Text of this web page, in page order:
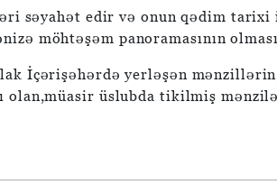
səyahət edir və onun qədim tarixi
möhtəşəm panoramasının
İçərişəhərdə yerləşən
üslubda tikilmiş